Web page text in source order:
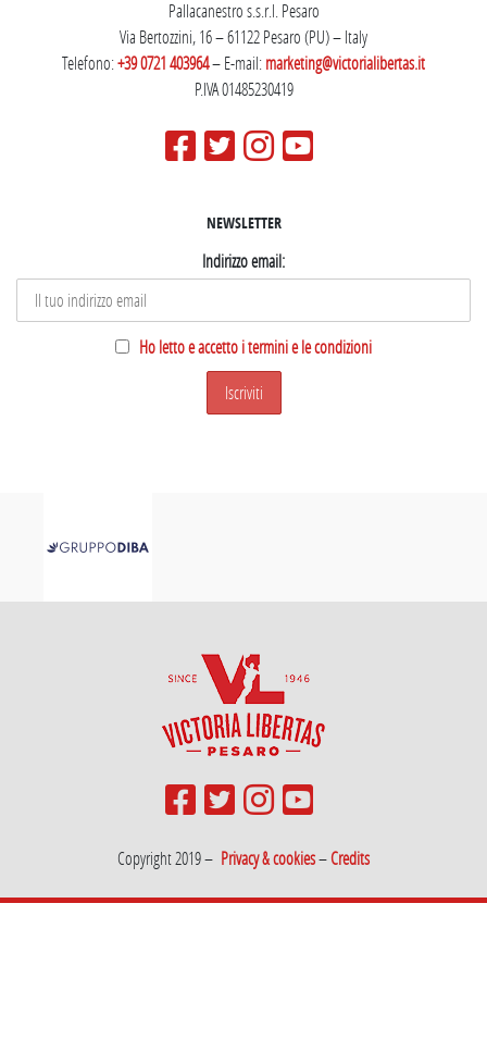
Pallacanestro s.s.r.l. Pesaro
Via Bertozzini, 16 – 61122 Pesaro (PU) – Italy
Telefono:+39 0721 403964– E-mail:marketing@victorialibertas.it
P.IVA 01485230419
NEWSLETTER
Indirizzo email:
Ho letto e accetto i termini e le condizioni
Copyright 2019 – Privacy & cookies–Credits